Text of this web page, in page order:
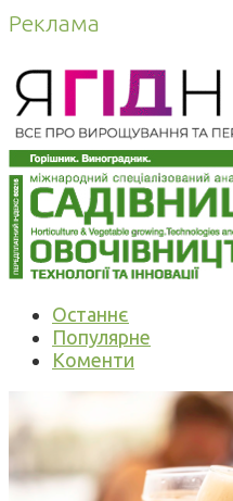
Реклама
Останнє
Популярне
Коменти